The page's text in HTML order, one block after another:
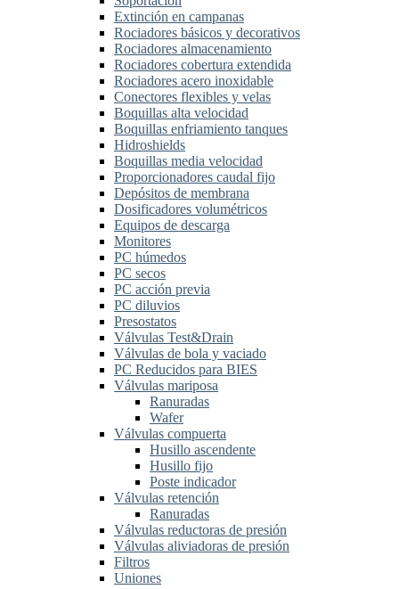
Extinción en campanas
Rociadores básicos y decorativos
Rociadores almacenamiento
Rociadores cobertura extendida
Rociadores acero inoxidable
Conectores flexibles y velas
Boquillas alta velocidad
Boquillas enfriamiento tanques
Hidroshields
Boquillas media velocidad
Proporcionadores caudal fijo
Depósitos de membrana
Dosificadores volumétricos
Equipos de descarga
Monitores
PC húmedos
PC secos
PC acción previa
PC diluvios
Presostatos
Válvulas Test&Drain
Válvulas de bola y vaciado
PC Reducidos para BIES
Válvulas mariposa
Ranuradas
Wafer
Válvulas compuerta
Husillo ascendente
Husillo fijo
Poste indicador
Válvulas retención
Ranuradas
Válvulas reductoras de presión
Válvulas aliviadoras de presión
Filtros
Uniones